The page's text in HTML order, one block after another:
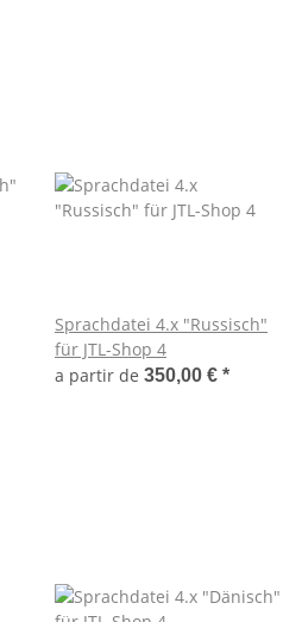
Sprachdatei 4.x "Russisch"
für JTL-Shop 4
a partir de 350,00 € *